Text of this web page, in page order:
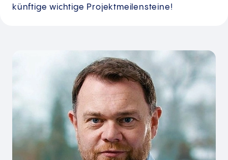
künftige wichtige Projektmeilensteine!